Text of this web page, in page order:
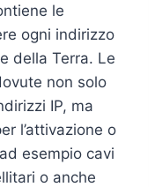
le
ogni indirizzo
della Terra. Le
non solo
IP, ma
l’attivazione o
esempio cavi
o anche